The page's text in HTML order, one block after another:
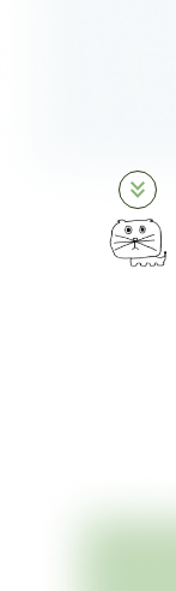
keyboard_double_arrow_down